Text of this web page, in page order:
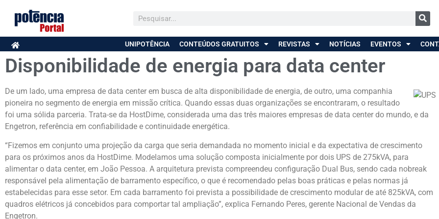
UNIPOTÊNCIA CONTEÚDOS GRATUITOS REVISTAS NOTÍCIAS EVENTOS
Disponibilidade de energia para data center
De um lado, uma empresa de data center em busca de alta disponibilidade de energia, de outro, uma companhia
pioneira no segmento de energia em missão crítica. Quando essas duas organizações se encontraram, o resultado
foi uma sólida parceria. Trata-se da HostDime, considerada uma das três maiores empresas de data center do mundo, e da
Engetron, referência em confiabilidade e continuidade energética.
“Fizemos em conjunto uma projeção da carga que seria demandada no momento inicial e da expectativa de crescimento
para os próximos anos da HostDime. Modelamos uma solução composta inicialmente por dois UPS de 275kVA, para
alimentar o data center, em João Pessoa. A arquitetura prevista compreendeu configuração Dual Bus, sendo cada nobreak
responsável pela alimentação de barramento específico, o que é recomendado pelas boas práticas e pelas normas já
estabelecidas para esse setor. Em cada barramento foi prevista a possibilidade de crescimento modular de até 825kVA, com
quadros elétricos já concebidos para comportar tal ampliação”, explica Fernando Peres, gerente Nacional de Vendas da
Engetron.